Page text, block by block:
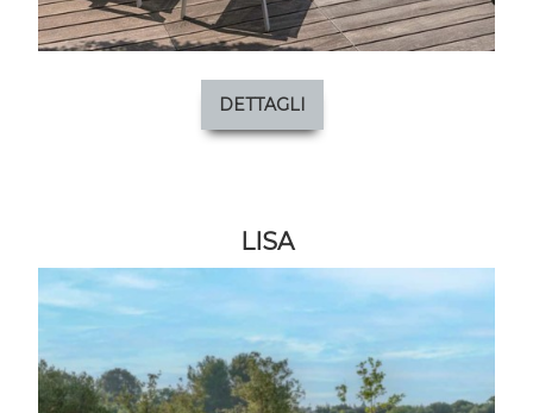
DETTAGLI
LISA